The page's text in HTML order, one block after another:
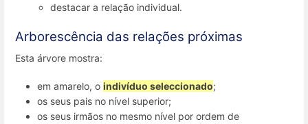
destacar a relação individual.
Arborescência das relações próximas
Esta árvore mostra:
em amarelo, o indivíduo seleccionado;
os seus pais no nível superior;
os seus irmãos no mesmo nível por ordem de